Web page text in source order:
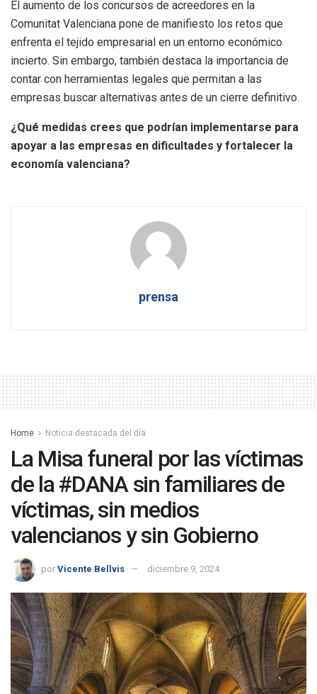
El aumento de los concursos de acreedores en la
Comunitat Valenciana pone de manifiesto los retos que
enfrenta el tejido empresarial en un entorno económico
incierto. Sin embargo, también destaca la importancia de
contar con herramientas legales que permitan a las
empresas buscar alternativas antes de un cierre definitivo.
¿Qué medidas crees que podrían implementarse para
apoyar a las empresas en dificultades y fortalecer la
economía valenciana?
prensa
Home Noticia destacada del día
La Misa funeral por las víctimas
de la #DANA sin familiares de
víctimas, sin medios
valencianos y sin Gobierno
por Vicente Bellvis diciembre 9, 2024